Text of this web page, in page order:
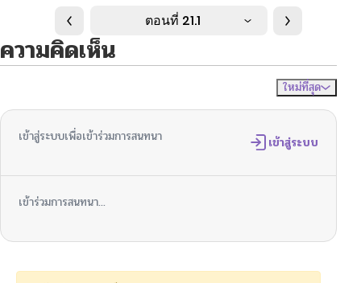
ตอนที่ 21.1
ความคิดเห็น
ใหม่ที่สุด
เข้าสู่ระบบเพื่อเข้าร่วมการสนทนา เข้าสู่ระบบ
เข้าร่วมการสนทนา...